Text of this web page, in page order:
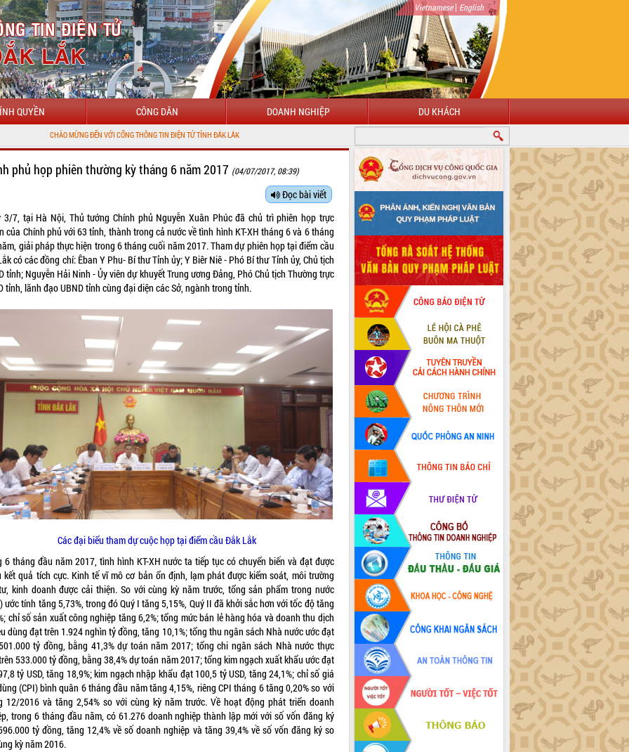
Vietnamese| English
QUYỀN CÔNG DÂN DOANH NGHIỆP DU KHÁCH
MỪNG ĐẾN VỚI CỔNG THÔNG TIN ĐIỆN TỬ TỈNH ĐẮK LẮK
phủ họp phiên thường kỳ tháng 6 năm 2017 (04/07/2017, 08:39)
Đọc bài viết
3/7, tại Hà Nội, Thủ tướng Chính phủ Nguyễn Xuân Phúc đã chủ trì phiên họp trực
của Chính phủ với 63 tỉnh, thành trong cả nước về tình hình KT-XH tháng 6 và 6 tháng
giải pháp thực hiện trong 6 tháng cuối năm 2017. Tham dự phiên họp tại điểm cầu
có các đồng chí: Êban Y Phu- Bí thư Tỉnh ủy; Y Biêr Niê - Phó Bí thư Tỉnh ủy, Chủ tịch
tỉnh; Nguyễn Hải Ninh - Ủy viên dự khuyết Trung ương Đảng, Phó Chủ tịch Thường trực
tỉnh, lãnh đạo UBND tỉnh cùng đại diện các Sở, ngành trong tỉnh.
Các đại biểu tham dự cuộc họp tại điểm cầu Đắk Lắk
6 tháng đầu năm 2017, tình hình KT-XH nước ta tiếp tục có chuyển biến và đạt được
kết quả tích cực. Kinh tế vĩ mô cơ bản ổn định, lạm phát được kiểm soát, môi trường
kinh doanh được cải thiện. So với cùng kỳ năm trước, tổng sản phẩm trong nước
ước tính tăng 5,73%, trong đó Quý I tăng 5,15%, Quý II đã khởi sắc hơn với tốc độ tăng
chỉ số sản xuất công nghiệp tăng 6,2%; tổng mức bán lẻ hàng hóa và doanh thu dịch
dùng đạt trên 1.924 nghìn tỷ đồng, tăng 10,1%; tổng thu ngân sách Nhà nước ước đạt
tỷ đồng, bằng 41,3% dự toán năm 2017; tổng chi ngân sách Nhà nước thực
533.000 tỷ đồng, bằng 38,4% dự toán năm 2017; tổng kim ngạch xuất khẩu ước đạt
tỷ USD, tăng 18,9%; kim ngạch nhập khẩu đạt 100,5 tỷ USD, tăng 24,1%; chỉ số giá
(CPI) bình quân 6 tháng đầu năm tăng 4,15%, riêng CPI tháng 6 tăng 0,20% so với
12/2016 và tăng 2,54% so với cùng kỳ năm trước. Về hoạt động phát triển doanh
trong 6 tháng đầu năm, có 61.276 doanh nghiệp thành lập mới với số vốn đăng ký
tỷ đồng, tăng 12,4% về số doanh nghiệp và tăng 39,4% về số vốn đăng ký so
kỳ năm 2016.